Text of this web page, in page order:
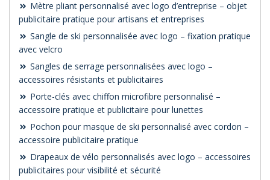
Mètre pliant personnalisé avec logo d’entreprise – objet
publicitaire pratique pour artisans et entreprises
Sangle de ski personnalisée avec logo – fixation pratique
avec velcro
Sangles de serrage personnalisées avec logo –
accessoires résistants et publicitaires
Porte-clés avec chiffon microfibre personnalisé –
accessoire pratique et publicitaire pour lunettes
Pochon pour masque de ski personnalisé avec cordon –
accessoire publicitaire pratique
Drapeaux de vélo personnalisés avec logo – accessoires
publicitaires pour visibilité et sécurité